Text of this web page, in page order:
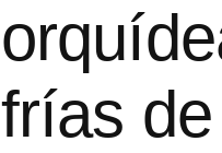
frías de